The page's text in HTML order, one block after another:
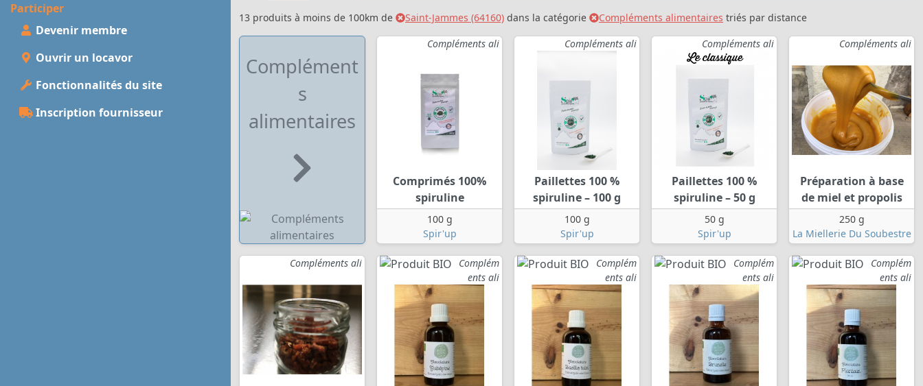
Participer
Devenir membre
Ouvrir un locavor
Fonctionnalités du site
Inscription fournisseur
13 produits à moins de 100km de Saint-Jammes (64160) dans la catégorie Compléments alimentaires triés par distance
Complément
s
alimentaires
Compléments ali
Comprimés 100%
spiruline
100 g
Spir'up
Compléments ali
Paillettes 100 %
spiruline – 100 g
100 g
Spir'up
Compléments ali
Paillettes 100 %
spiruline – 50 g
50 g
Spir'up
Compléments ali
Préparation à base
de miel et propolis
250 g
La Miellerie Du Soubestre
Compléments ali
Complém
ents ali
Complém
ents ali
Complém
ents ali
Complém
ents ali